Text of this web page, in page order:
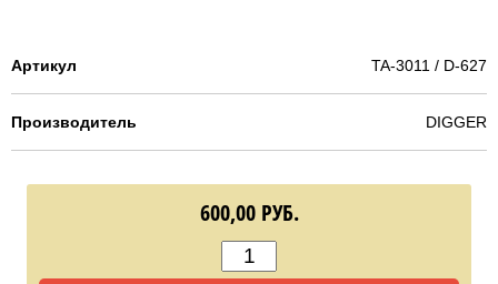
Артикул TA-3011 / D-627
Производитель DIGGER
600,00 РУБ.